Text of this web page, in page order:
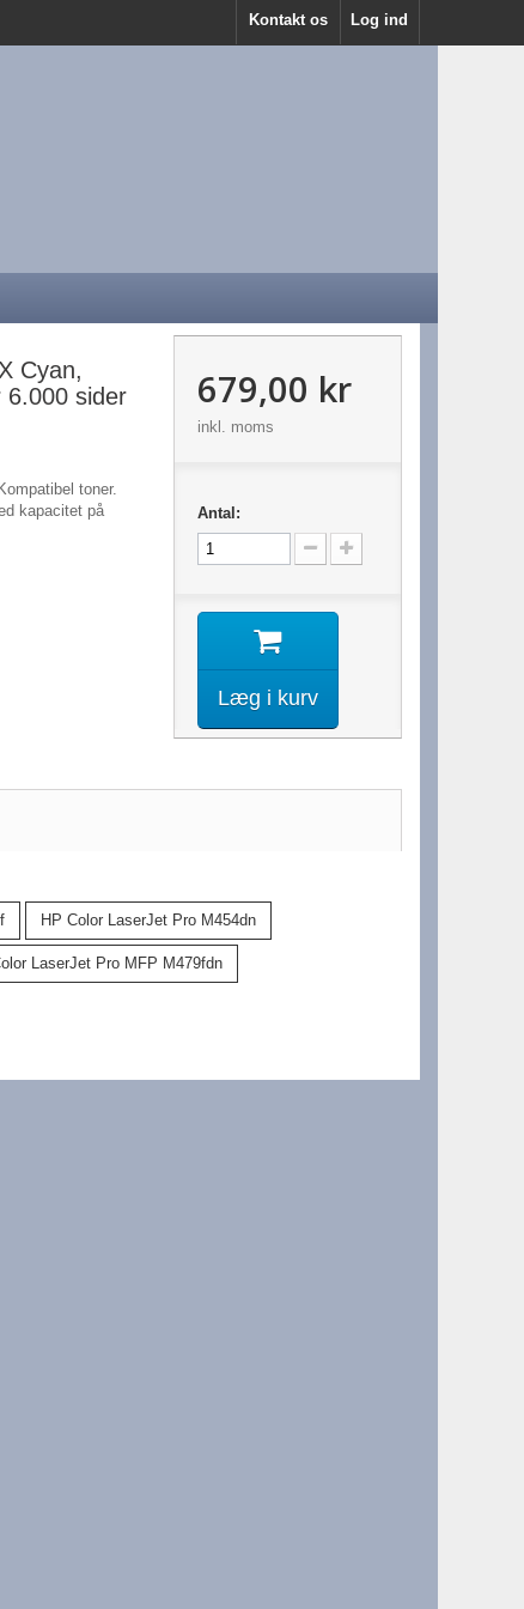
Log ind
Kontakt os
Cyan,
6.000 sider
toner.
kapacitet på
679,00 kr
inkl. moms
Antal:
Læg i kurv
HP Color LaserJet Pro M454dn
LaserJet Pro MFP M479fdn